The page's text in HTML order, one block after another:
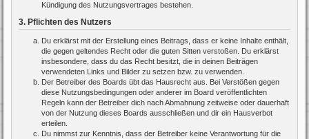
Kündigung des Nutzungsvertrages bestehen.
3. Pflichten des Nutzers
Du erklärst mit der Erstellung eines Beitrags, dass er keine Inhalte enthält,
die gegen geltendes Recht oder die guten Sitten verstoßen. Du erklärst
insbesondere, dass du das Recht besitzt, die in deinen Beiträgen
verwendeten Links und Bilder zu setzen bzw. zu verwenden.
Der Betreiber des Boards übt das Hausrecht aus. Bei Verstößen gegen
diese Nutzungsbedingungen oder anderer im Board veröffentlichten
Regeln kann der Betreiber dich nach Abmahnung zeitweise oder dauerhaft
von der Nutzung dieses Boards ausschließen und dir ein Hausverbot
erteilen.
Du nimmst zur Kenntnis, dass der Betreiber keine Verantwortung für die